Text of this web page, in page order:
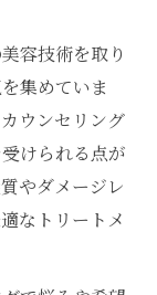
るツヤ感の
が楽になる
ントがおす
容技術を取り
集めていま
ウンセリング
けられる点が
やダメージレ
なトリートメ